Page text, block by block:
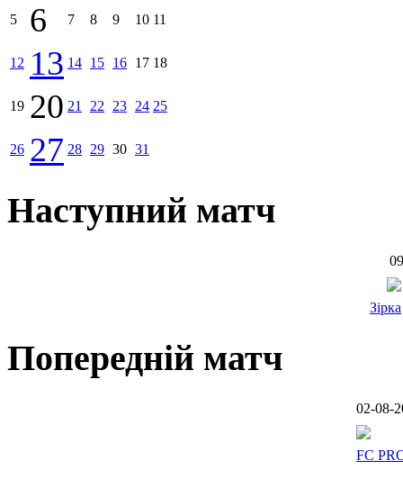
5 6 7 8 9 10 11
12 13 14 15 16 17 18
19 20 21 22 23 24 25
26 27 28 29 30 31
Наступний матч
Зірка
Попередній матч
02-08-
FC